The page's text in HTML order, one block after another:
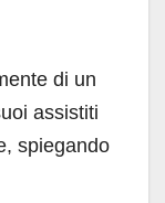
di un
assistiti
spiegando